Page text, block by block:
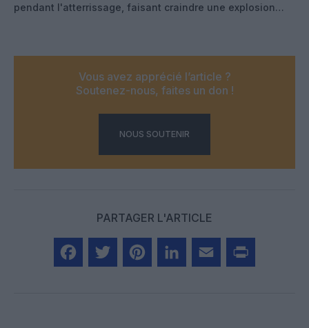
pendant l'atterrissage, faisant craindre une explosion…
Vous avez apprécié l’article ?
Soutenez-nous, faites un don !
NOUS SOUTENIR
PARTAGER L'ARTICLE